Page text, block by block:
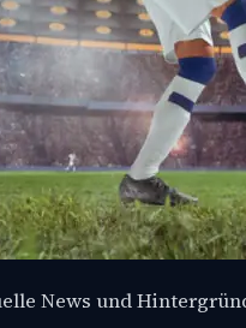
News und